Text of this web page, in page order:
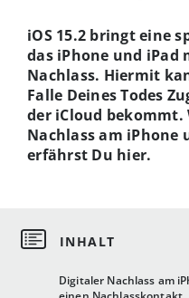
Digitaler Nachlass am
iOS 15.2 bringt eine
das iPhone und
Nachlass. Hiermit
Falle Deines Todes
der iCloud bekommt.
Nachlass am iPhone
erfährst Du hier.